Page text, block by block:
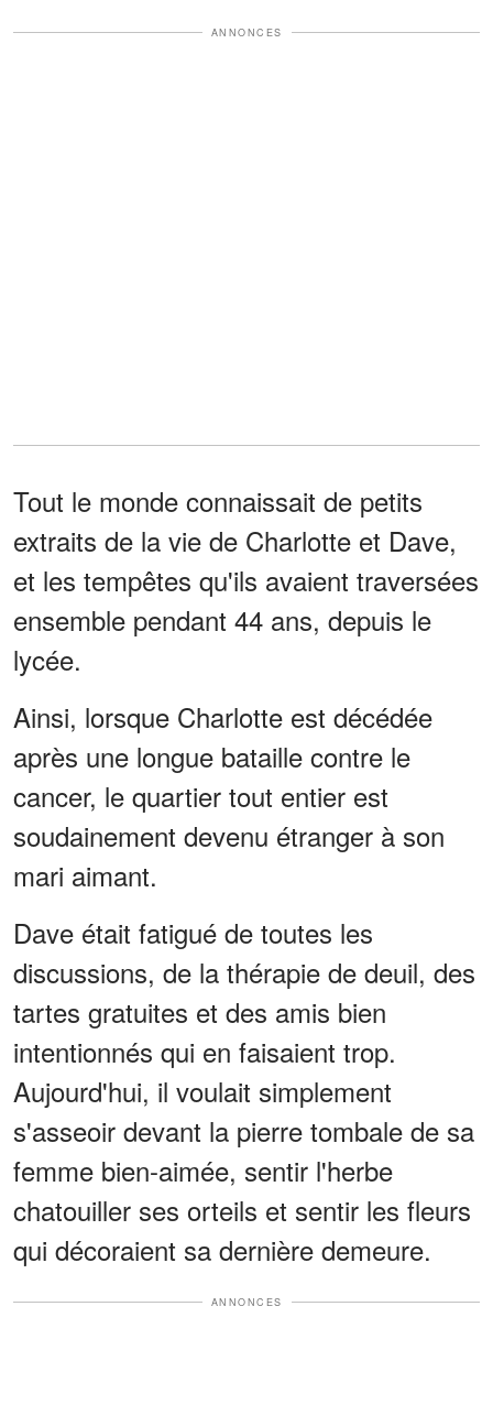
ANNONCES
Tout le monde connaissait de petits
extraits de la vie de Charlotte et Dave,
et les tempêtes qu'ils avaient traversées
ensemble pendant 44 ans, depuis le
lycée.
Ainsi, lorsque Charlotte est décédée
après une longue bataille contre le
cancer, le quartier tout entier est
soudainement devenu étranger à son
mari aimant.
Dave était fatigué de toutes les
discussions, de la thérapie de deuil, des
tartes gratuites et des amis bien
intentionnés qui en faisaient trop.
Aujourd'hui, il voulait simplement
s'asseoir devant la pierre tombale de sa
femme bien-aimée, sentir l'herbe
chatouiller ses orteils et sentir les fleurs
qui décoraient sa dernière demeure.
ANNONCES